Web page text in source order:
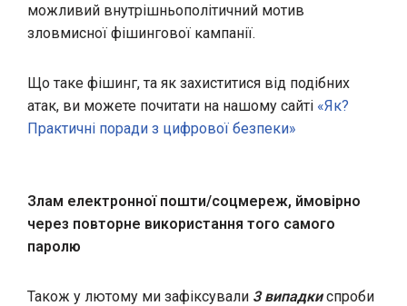
можливий внутрішньополітичний мотив
зловмисної фішингової кампанії.
Що таке фішинг, та як захиститися від подібних
атак, ви можете почитати на нашому сайті «Як?
Практичні поради з цифрової безпеки»
Злам електронної пошти/соцмереж, ймовірно
через повторне використання того самого
паролю
Також у лютому ми зафіксували 3 випадкиспроби